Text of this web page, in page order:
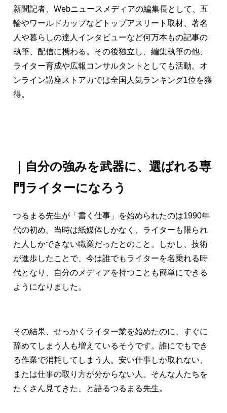
新聞記者、Webニュースメディアの編集長として、五
輪やワールドカップなどトップアスリート取材、著名
人や暮らしの達人インタビューなど何万本もの記事の
執筆、配信に携わる。その後独立し、編集執筆の他、
ライター育成や広報コンサルタントとしても活動。オ
ンライン講座ストアカでは全国人気ランキング1位を獲
得。
｜自分の強みを武器に、選ばれる専
門ライターになろう
つるまる先生が「書く仕事」を始められたのは1990年
代の初め。当時は紙媒体しかなく、ライターも限られ
た人しかできない職業だったとのこと。しかし、技術
が進歩したことで、今は誰でもライターを名乗れる時
代となり、自分のメディアを持つことも簡単にできる
ようになりました。
その結果、せっかくライター業を始めたのに、すぐに
辞めてしまう人も増えているそうです。誰にでもでき
る作業で消耗してしまう人。安い仕事しか取れない、
または仕事の取り方が分からない人。そんな人たちを
たくさん見てきた、と語るつるまる先生。